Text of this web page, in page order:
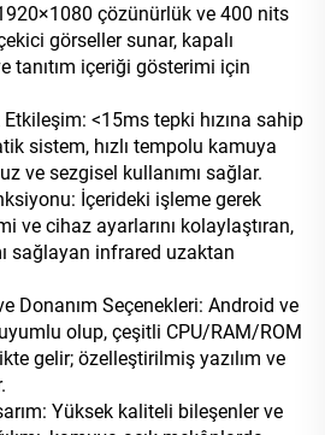
çözünürlük ve 400 nits
görseller sunar, kapalı
tanıtım içeriği gösterimi için
<15ms tepki hızına sahip
sistem, hızlı tempolu kamuya
ve sezgisel kullanımı sağlar.
İçerideki işleme gerek
ve cihaz ayarlarını kolaylaştıran,
sağlayan infrared uzaktan
Donanım Seçenekleri: Android ve
olup, çeşitli CPU/RAM/ROM
gelir; özelleştirilmiş yazılım ve
Yüksek kaliteli bileşenler ve